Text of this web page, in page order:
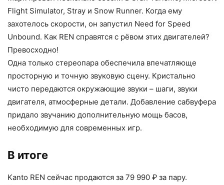
Flight Simulator, Stray и Snow Runner. Когда ему
захотелось скорости, он запустил Need for Speed
Unbound. Как REN справятся с рёвом этих двигателей?
Превосходно!
Одна только стереопара обеспечила впечатляюще
просторную и точную звуковую сцену. Кристально
чисто передаются окружающие звуки – шаги, звуки
двигателя, атмосферные детали. Добавление сабвуфера
придало звучанию дополнительную мощь басов,
необходимую для современных игр.
В итоге
Kanto REN сейчас продаются за 79 990 ₽ за пару.